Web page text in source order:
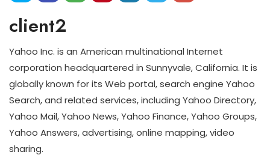
client2
Yahoo Inc. is an American multinational Internet
corporation headquartered in Sunnyvale, California. It is
globally known for its Web portal, search engine Yahoo
Search, and related services, including Yahoo Directory,
Yahoo Mail, Yahoo News, Yahoo Finance, Yahoo Groups,
Yahoo Answers, advertising, online mapping, video
sharing.